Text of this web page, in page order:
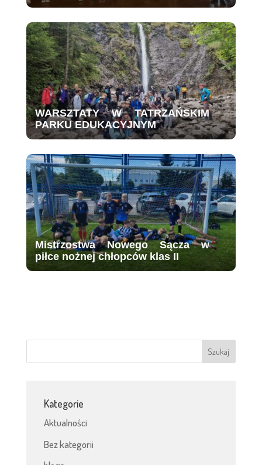
WARSZTATY W TATRZAŃSKIM
PARKU EDUKACYJNYM
Mistrzostwa Nowego Sącza w
piłce nożnej chłopców klas II
Kategorie
Aktualności
Bez kategorii